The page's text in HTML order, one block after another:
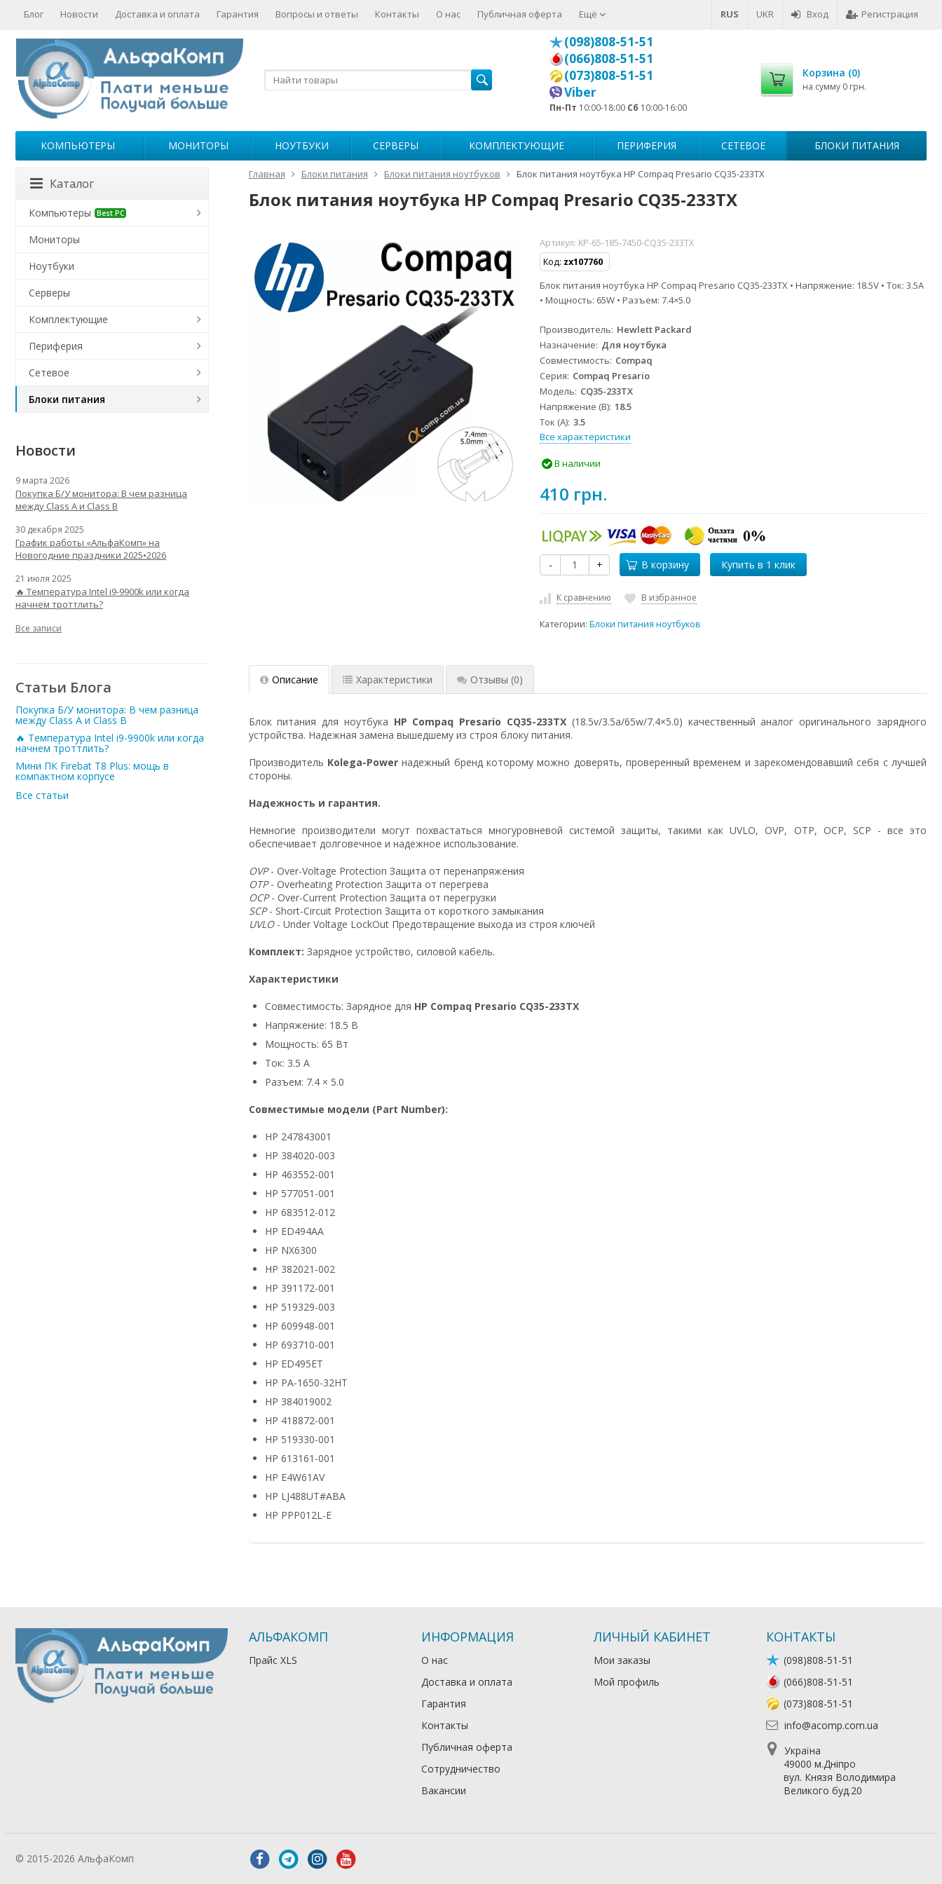
RUS UKR Вход Регистрация
Блог Новости Доставка и оплата Гарантия Вопросы и ответы Контакты О нас Публичная оферта Ещё
(098)808-51-51
(066)808-51-51
(073)808-51-51
Viber
Пн-Пт 10:00-18:00 Сб 10:00-16:00
Корзина (0)
на сумму 0 грн.
КОМПЬЮТЕРЫ МОНИТОРЫ НОУТБУКИ СЕРВЕРЫ КОМПЛЕКТУЮЩИЕ ПЕРИФЕРИЯ СЕТЕВОЕ БЛОКИ ПИТАНИЯ
Главная Блоки питания Блоки питания ноутбуков Блок питания ноутбука HP Compaq Presario CQ35-233TX
Блок питания ноутбука HP Compaq Presario CQ35-233TX
Артикул: KP-65-185-7450-CQ35-233TX
Код: zx107760
Блок питания ноутбука HP Compaq Presario CQ35-233TX • Напряжение: 18.5V • Ток: 3.5A
• Мощность: 65W • Разъем: 7.4×5.0
Производитель Hewlett Packard
Назначение Для ноутбука
Совместимость Compaq
Серия Compaq Presario
Модель CQ35-233TX
Напряжение (В) 18.5
Ток (А) 3.5
Все характеристики
В наличии
410 грн.
- + В корзину
К сравнению В избранное
Категории:Блоки питания ноутбуков
Описание Характеристики Отзывы (0)
Блок питания для ноутбука HP Compaq Presario CQ35-233TX (18.5v/3.5a/65w/7.4×5.0) качественный аналог оригинального зарядного
устройства. Надежная замена вышедшему из строя блоку питания.
Производитель Kolega-Powerнадежный бренд которому можно доверять, проверенный временем и зарекомендовавший себя с лучшей
стороны.
Надежность и гарантия.
Немногие производители могут похвастаться многуровневой системой защиты, такими как UVLO, OVP, OTP, OCP, SCP - все это
обеспечивает долговечное и надежное использование.
OVP- Over-Voltage Protection Защита от перенапряжения
OTP- Overheating Protection Защита от перегрева
OCP- Over-Current Protection Защита от перегрузки
SCP- Short-Circuit Protection Защита от короткого замыкания
UVLO- Under Voltage LockOut Предотвращение выхода из строя ключей
Комплект: Зарядное устройство, силовой кабель.
Характеристики
Совместимость: Зарядное для HP Compaq Presario CQ35-233TX
Напряжение: 18.5 В
Мощность: 65 Вт
Ток: 3.5 А
Разъем: 7.4 × 5.0
Совместимые модели (Part Number):
HP 247843001
HP 384020-003
HP 463552-001
HP 577051-001
HP 683512-012
HP ED494AA
HP NX6300
HP 382021-002
HP 391172-001
HP 519329-003
HP 609948-001
HP 693710-001
HP ED495ET
HP PA-1650-32HT
HP 384019002
HP 418872-001
HP 519330-001
HP 613161-001
HP E4W61AV
HP LJ488UT#ABA
HP PPP012L-E
Каталог
Компьютеры Best PC
Мониторы
Ноутбуки
Серверы
Комплектующие
Периферия
Сетевое
Блоки питания
Новости
9 марта 2026
Покупка Б/У монитора: В чем разница
между Class A и Class B
30 декабря 2025
График работы «АльфаКомп» на
Новогодние праздники 2025•2026
21 июля 2025
🔥 Температура Intel i9-9900k или когда
начнем троттлить?
Все записи
Статьи Блога
Покупка Б/У монитора: В чем разница
между Class A и Class B
🔥 Температура Intel i9-9900k или когда
начнем троттлить?
Мини ПК Firebat T8 Plus: мощь в
компактном корпусе
Все статьи
АЛЬФАКОМП
Прайс XLS
ИНФОРМАЦИЯ
О нас
Доставка и оплата
Гарантия
Контакты
Публичная оферта
Сотрудничество
Вакансии
ЛИЧНЫЙ КАБИНЕТ
Мои заказы
Мой профиль
КОНТАКТЫ
(098)808-51-51
(066)808-51-51
(073)808-51-51
info@acomp.com.ua
Україна
49000 м.Дніпро
вул. Князя Володимира
Великого буд.20
© 2015-2026 АльфаКомп